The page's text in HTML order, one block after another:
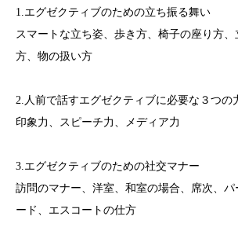
1.エグゼクティブのための立ち振る舞い
スマートな立ち姿、歩き方、椅子の座り方
方、物の扱い方
2.人前で話すエグゼクティブに必要な３つの
印象力、スピーチ力、メディア力
3.エグゼクティブのための社交マナー
訪問のマナー、洋室、和室の場合、席次、パ
ード、エスコートの仕方